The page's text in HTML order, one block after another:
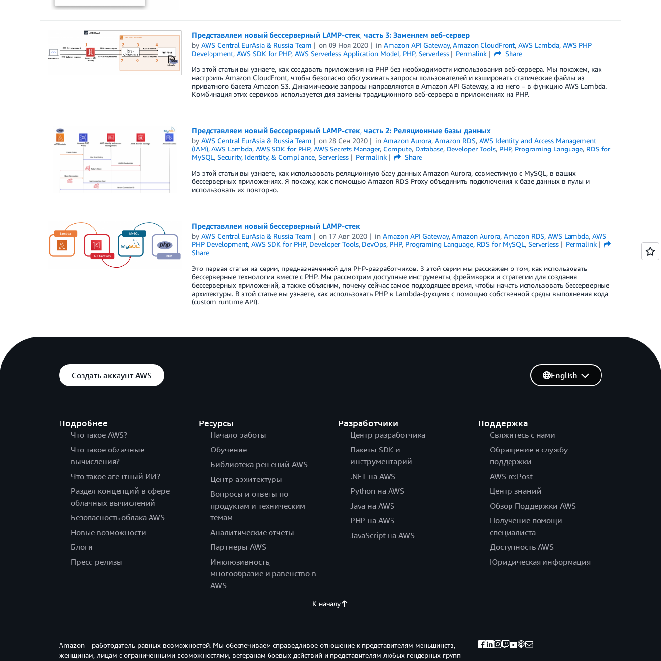
Представляем новый бессерверный LAMP-стек, часть 3: Заменяем веб-сервер
by AWS Central EurAsia & Russia Team on09 Ноя 2020 inAmazon API Gateway,Amazon CloudFront,AWS Lambda,AWS PHP
Development, AWS SDK for PHP, AWS Serverless Application Model, PHP, Serverless Permalink
Share
Из этой статьи вы узнаете, как создавать приложения на PHP без необходимости использования веб-сервера. Мы покажем, как
настроить Amazon CloudFront, чтобы безопасно обслуживать запросы пользователей и кэшировать статические файлы из
приватного бакета Amazon S3. Динамические запросы направляются в Amazon API Gateway, а из него – в функцию AWS Lambda.
Комбинация этих сервисов используется для замены традиционного веб-сервера в приложениях на PHP.
Представляем новый бессерверный LAMP-стек, часть 2: Реляционные базы данных
by AWS Central EurAsia & Russia Team on 28 Сен 2020 inAmazon Aurora,Amazon RDS,AWS Identity and Access Management
(IAM), AWS Lambda, AWS SDK for PHP, AWS Secrets Manager, Compute, Database, Developer Tools, PHP, Programing Language, RDS for
MySQL, Security, Identity, & Compliance, Serverless Permalink
Share
Из этой статьи вы узнаете, как использовать реляционную базу данных Amazon Aurora, совместимую с MySQL, в ваших
бессерверных приложениях. Я покажу, как с помощью Amazon RDS Proxy объединить подключения к базе данных в пулы и
использовать их повторно.
Представляем новый бессерверный LAMP-стек
by AWS Central EurAsia & Russia Team on 17 Авг 2020 inAmazon API Gateway,Amazon Aurora,Amazon RDS,AWS Lambda,AWS
PHP Development, AWS SDK for PHP, Developer Tools, DevOps, PHP, Programing Language, RDS for MySQL, Serverless
Permalink
Share
Это первая статья из серии, предназначенной для PHP-разработчиков. В этой серии мы расскажем о том, как использовать
бессерверные технологии вместе с PHP. Мы рассмотрим доступные инструменты, фреймворки и стратегии для создания
бессерверных приложений, а также объясним, почему сейчас самое подходящее время, чтобы начать использовать бессерверные
архитектуры. В этой статье вы узнаете, как использовать PHP в Lambda-фукциях с помощью собственной среды выполнения кода
(custom runtime API).
Создать аккаунт AWS
Подробнее
Что такое AWS?
Что такое облачные
вычисления?
Что такое агентный ИИ?
Раздел концепций в сфере
облачных вычислений
Безопасность облака AWS
Новые возможности
Блоги
Пресс-релизы
Ресурсы
Начало работы
Обучение
Библиотека решений AWS
Центр архитектуры
Вопросы и ответы по
продуктам и техническим
темам
Аналитические отчеты
Партнеры AWS
Инклюзивность,
многообразие и равенство в
AWS
Разработчики
Центр разработчика
Пакеты SDK и
инструментарий
.NET на AWS
Python на AWS
Java на AWS
PHP на AWS
JavaScript на AWS
Поддержка
Свяжитесь с нами
Обращение в службу
поддержки
AWS re:Post
Центр знаний
Обзор Поддержки AWS
Получение помощи
специалиста
Доступность AWS
Юридическая информация
English
К началу
Amazon – работодатель равных возможностей. Мы обеспечиваем справедливое отношение к представителям меньшинств,
женщинам, лицам с ограниченными возможностями, ветеранам боевых действий и представителям любых гендерных групп